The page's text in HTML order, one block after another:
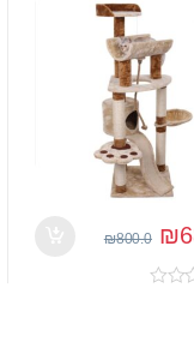
₪
₪800.0